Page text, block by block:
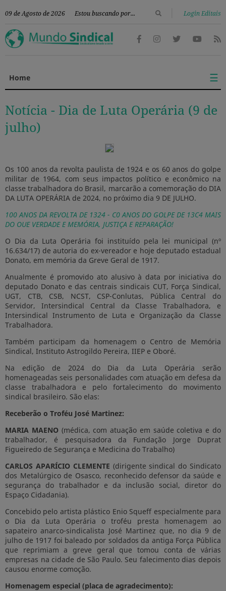
09 de Agosto de 2026 Login Editais
Home ☰
Notícia - Dia de Luta Operária (9 de
julho)
Os 100 anos da revolta paulista de 1924 e os 60 anos do golpe
militar de 1964, com seus impactos político e econômico na
classe trabalhadora do Brasil, marcarão a comemoração do DIA
DA LUTA OPERÁRIA de 2024, no próximo dia 9 DE JULHO.
100 ANOS DA REVOLTA DE 1324 - C0 ANOS DO GOLPE DE 13C4 MAIS
DO OUE VERDADE E MEMÓRIA, JUSTIÇA E REPARAÇÃO!
O Dia da Luta Operária foi instituído pela lei municipal (nº
16.634/17) de autoria do ex-vereador e hoje deputado estadual
Donato, em memória da Greve Geral de 1917.
Anualmente é promovido ato alusivo à data por iniciativa do
deputado Donato e das centrais sindicais CUT, Força Sindical,
UGT, CTB, CSB, NCST, CSP-Conlutas, Pública Central do
Servidor, Intersindical Central da Classe Trabalhadora, e
Intersindical Instrumento de Luta e Organização da Classe
Trabalhadora.
Também participam da homenagem o Centro de Memória
Sindical, Instituto Astrogildo Pereira, IIEP e Oboré.
Na edição de 2024 do Dia da Luta Operária serão
homenageadas seis personalidades com atuação em defesa da
classe trabalhadora e pelo fortalecimento do movimento
sindical brasileiro. São elas:
Receberão o Troféu José Martinez:
MARIA MAENO (médica, com atuação em saúde coletiva e do
trabalhador, é pesquisadora da Fundação Jorge Duprat
Figueiredo de Segurança e Medicina do Trabalho)
CARLOS APARÍCIO CLEMENTE (dirigente sindical do Sindicato
dos Metalúrgico de Osasco, reconhecido defensor da saúde e
segurança do trabalhador e da inclusão social, diretor do
Espaço Cidadania).
Concebido pelo artista plástico Enio Squeff especialmente para
o Dia da Luta Operária o troféu presta homenagem ao
sapateiro anarco-sindicalista José Martinez que, no dia 9 de
julho de 1917 foi baleado por soldados da antiga Força Pública
que reprimiam a greve geral que tomou conta de várias
empresas na cidade de São Paulo. Seu falecimento dias depois
causou enorme comoção.
Homenagem especial (placa de agradecimento):